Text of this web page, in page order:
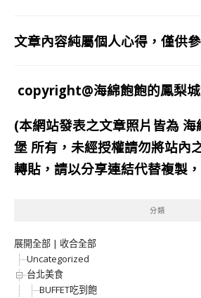
文章內容純屬個人心得，僅供參
copyright@海綿飽飽的鳳梨
(本網站發表之文章照片皆為 海
堡 所有，未經授權請勿將站內
轉貼，請以分享連結代替複製
分類
展開全部 | 收合全部
Uncategorized
台北美食
BUFFET吃到飽